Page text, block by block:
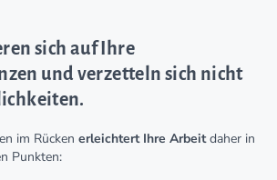
sich auf Ihre
und verzetteln sich nicht
im Rücken erleichtert Ihre Arbeitdaher in
Punkten: